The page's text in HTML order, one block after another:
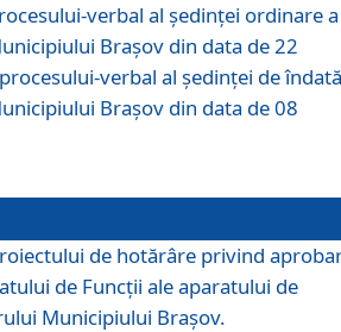
verbal al şedinţei ordinare a
Braşov din data de 22
verbal al şedinţei de
Braşov din data de 08
de hotărâre privind
de Funcţii ale aparatului de
Municipiului Braşov.